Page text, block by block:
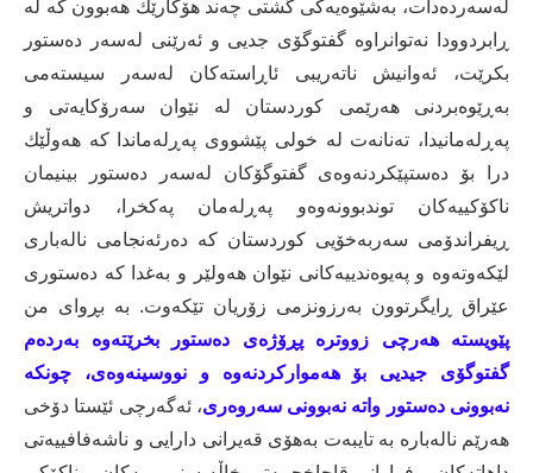
لەسەردەدات، بەشێوەیەكی گشتی چەند هۆكارێك هەبوون كە لە
ڕابردوودا نەتوانراوە گفتوگۆی جدیی و ئەرێنی لەسەر دەستور
بكرێت، ئەوانیش ناتەریبی ئاڕاستەكان لەسەر سیستەمی
بەڕێوەبردنی هەرێمی كوردستان لە نێوان سەرۆكایەتی و
پەڕلەمانیدا، تەنانەت لە خولی پێشووی پەڕلەماندا كە هەوڵێك
درا بۆ دەستپێكردنەوەی گفتوگۆكان لەسەر دەستور بینیمان
ناكۆكییەكان توندبوونەوەو پەڕلەمان پەكخرا، دواتریش
ڕیفراندۆمی سەربەخۆیی كوردستان كە دەرئەنجامی نالەباری
لێكەوتەوە و پەیوەندییەكانی نێوان هەولێر و بەغدا كە دەستوری
عێراق ڕایگرتوون بەرزونزمی زۆریان تێكەوت. بە بڕوای من
پێویستە هەرچی زووترە پڕۆژەی دەستور بخرێتەوە بەردەم
گفتوگۆی جیدیی بۆ هەمواركردنەوە و نووسینەوەی، چونكە
نەبوونی دەستور واتە نەبوونی سەروەری، ئەگەرچی ئێستا دۆخی
هەرێم نالەبارە بە تایبەت بەهۆی قەیرانی دارایی و ناشەفافییەتی